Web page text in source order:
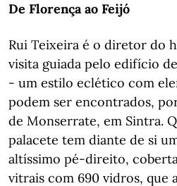
De Florença ao Feijó
Rui Teixeira é o diretor do
visita guiada pelo edifício
- um estilo eclético com
podem ser encontrados,
de Monserrate, em Sintra.
palacete tem diante de si
altíssimo pé-direito,
vitrais com 690 vidros, que